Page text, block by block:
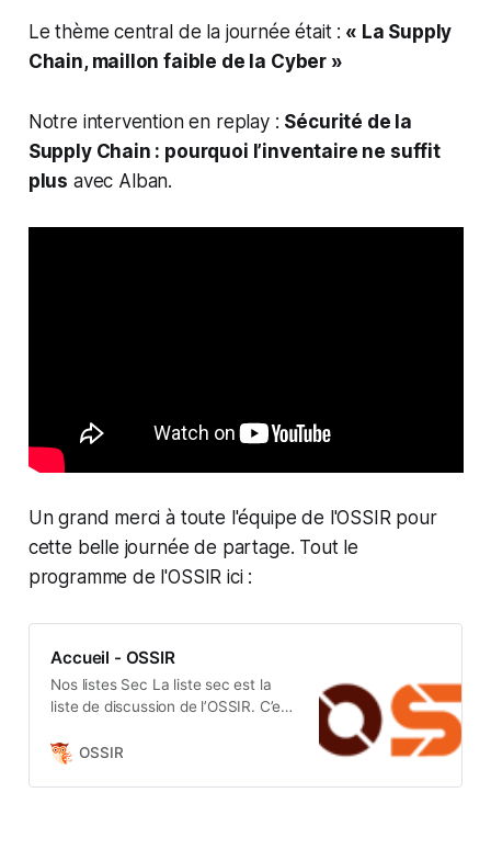
Le thème central de la journée était : « La Supply
Chain, maillon faible de la Cyber »
Notre intervention en replay : Sécurité de la
Supply Chain : pourquoi l’inventaire ne suffit
plus avec Alban.
Un grand merci à toute l'équipe de l'OSSIR pour
cette belle journée de partage. Tout le
programme de l'OSSIR ici :
Accueil - OSSIR
Nos listes Sec La liste sec est la
liste de discussion de l’OSSIR. C’est
dont les participants doivent
OSSIR